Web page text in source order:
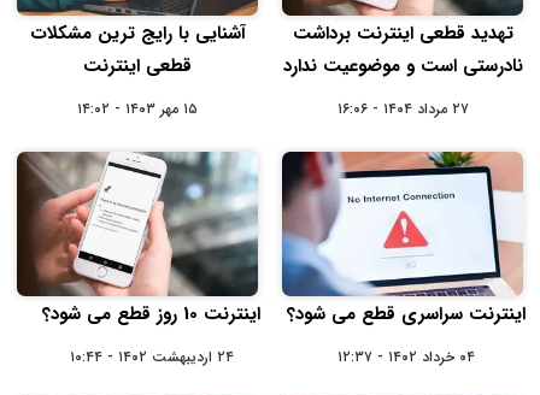
تهدید قطعی اینترنت برداشت
نادرستی است و موضوعیت ندارد
۲۷ مرداد ۱۴۰۴ - ۱۶:۰۶
آشنایی با رایج‌‌ ترین مشکلات
قطعی اینترنت
۱۵ مهر ۱۴۰۳ - ۱۴:۰۲
اینترنت سراسری قطع می شود؟
۰۴ خرداد ۱۴۰۲ - ۱۲:۳۷
اینترنت 10 روز قطع می شود؟
۲۴ اردیبهشت ۱۴۰۲ - ۱۰:۴۴